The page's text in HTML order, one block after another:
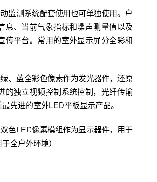
监测系统配套使用也可单独使用。户
息、当前气象指标和噪声测量值以及
传平台。常用的室外显示屏分全彩和
、蓝全彩色像素作为发光器件，还原
的独立视频控制系统控制，光纤传输
先进的室外LED平板显示产品。
色LED像素模组作为显示器件，用于
全户外环境）